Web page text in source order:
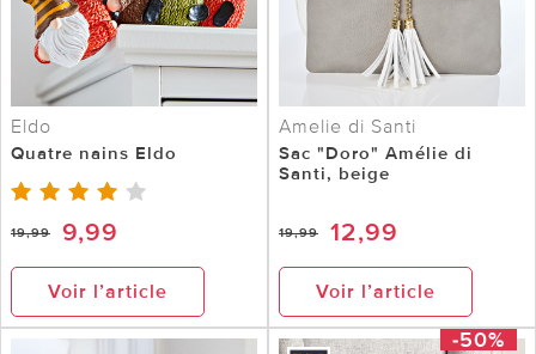
Eldo
Quatre nains Eldo
19,99 9,99
Voir l’article
Amelie di Santi
Sac "Doro" Amélie di
Santi, beige
19,99 12,99
Voir l’article
-50%